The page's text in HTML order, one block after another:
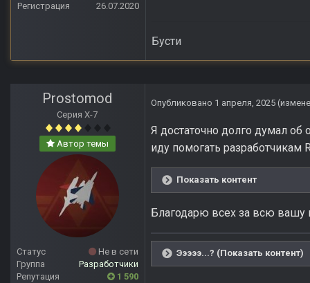
Регистрация
26.07.2020
Бусти
Prostomod
Серия Х-7
Автор темы
Статус
Не в сети
Группа
Разработчики
Репутация
1 590
Опубликовано 1 апреля, 2025
Я достаточно долго думал
иду помогать разработчикам
Показать контент
Благодарю всех за всю вашу
Эээээ...? (Показать контент)